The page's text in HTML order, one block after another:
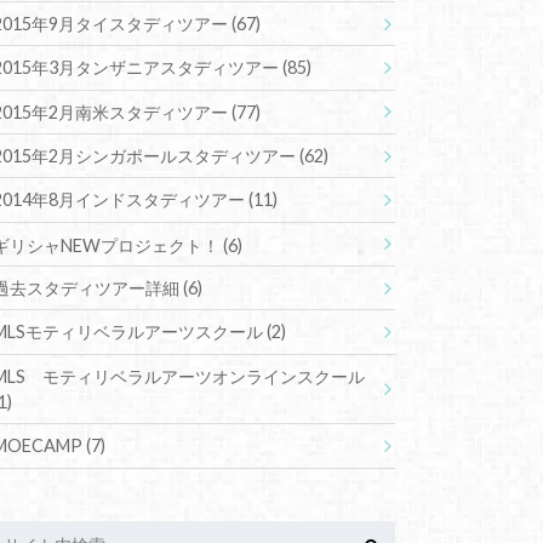
年9月タイスタディツアー(67)
年3月タンザニアスタディツアー(85)
年2月南米スタディツアー(77)
年2月シンガポールスタディツアー(62)
年8月インドスタディツアー(11)
リシャNEWプロジェクト！(6)
去スタディツアー詳細(6)
モティリベラルアーツスクール(2)
モティリベラルアーツオンラインスクール
(7)